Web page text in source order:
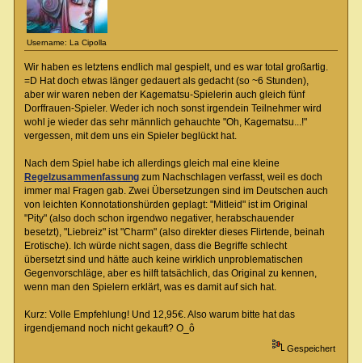
Username: La Cipolla
Wir haben es letztens endlich mal gespielt, und es war total großartig.
=D Hat doch etwas länger gedauert als gedacht (so ~6 Stunden),
aber wir waren neben der Kagematsu-Spielerin auch gleich fünf
Dorffrauen-Spieler. Weder ich noch sonst irgendein Teilnehmer wird
wohl je wieder das sehr männlich gehauchte "Oh, Kagematsu...!"
vergessen, mit dem uns ein Spieler beglückt hat.
Nach dem Spiel habe ich allerdings gleich mal eine kleine
Regelzusammenfassungzum Nachschlagen verfasst, weil es doch
immer mal Fragen gab. Zwei Übersetzungen sind im Deutschen auch
von leichten Konnotationshürden geplagt: "Mitleid" ist im Original
"Pity" (also doch schon irgendwo negativer, herabschauender
besetzt), "Liebreiz" ist "Charm" (also direkter dieses Flirtende, beinah
Erotische). Ich würde nicht sagen, dass die Begriffe schlecht
übersetzt sind und hätte auch keine wirklich unproblematischen
Gegenvorschläge, aber es hilft tatsächlich, das Original zu kennen,
wenn man den Spielern erklärt, was es damit auf sich hat.
Kurz: Volle Empfehlung! Und 12,95€. Also warum bitte hat das
irgendjemand noch nicht gekauft? O_ô
Gespeichert